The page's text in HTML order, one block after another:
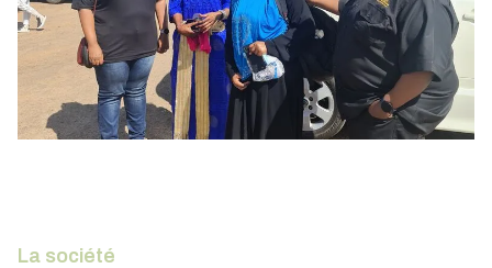
La société